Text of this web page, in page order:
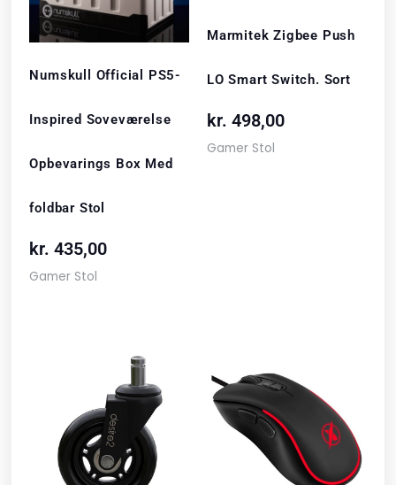
Numskull Official PS5-
Inspired Soveværelse
Opbevarings Box Med
foldbar Stol
kr. 435,00
Gamer Stol
Marmitek Zigbee Push
LO Smart Switch. Sort
kr. 498,00
Gamer Stol